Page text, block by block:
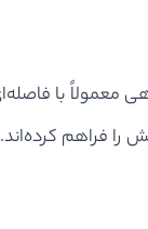
با فاصله‌ای
فراهم کرده‌اند.